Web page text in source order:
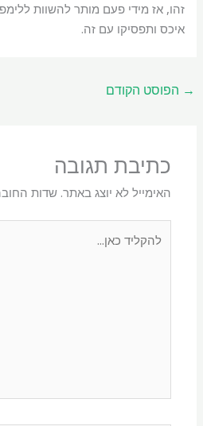
זהו, אז מידי פעם מותר להשוות
איכס ותפסיקו עם זה.
→ הפוסט הקודם
כתיבת תגובה
האימייל לא יוצג באתר. שדות
כאן...